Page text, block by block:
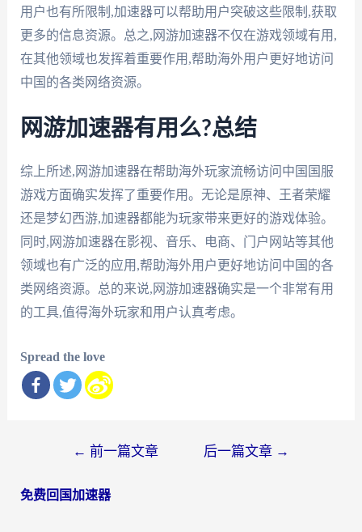
用户也有所限制,加速器可以帮助用户突破这些限制,获取
更多的信息资源。总之,网游加速器不仅在游戏领域有用,
在其他领域也发挥着重要作用,帮助海外用户更好地访问
中国的各类网络资源。
网游加速器有用么?总结
综上所述,网游加速器在帮助海外玩家流畅访问中国国服
游戏方面确实发挥了重要作用。无论是原神、王者荣耀
还是梦幻西游,加速器都能为玩家带来更好的游戏体验。
同时,网游加速器在影视、音乐、电商、门户网站等其他
领域也有广泛的应用,帮助海外用户更好地访问中国的各
类网络资源。总的来说,网游加速器确实是一个非常有用
的工具,值得海外玩家和用户认真考虑。
Spread the love
导
← 前一篇文章 后一篇文章 →
免费回国加速器